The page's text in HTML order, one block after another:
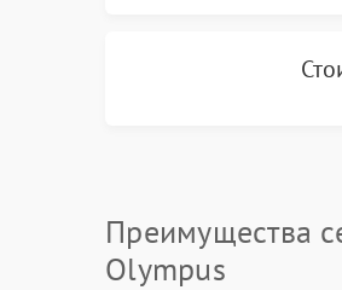
Преимущества
Olympus